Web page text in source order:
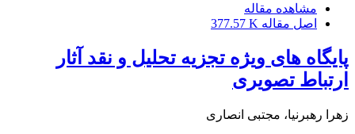
مشاهده مقاله
اصل مقاله 377.57 K
پایگاه های ویژه تجزیه تحلیل و نقد آثار
ارتباط تصویری
زهرا رهبرنیا، مجتبی انصاری